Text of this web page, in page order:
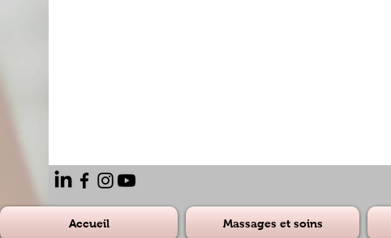
Accueil Massages et soins